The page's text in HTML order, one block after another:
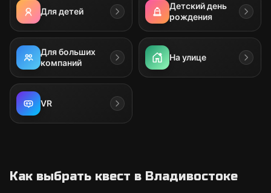
Для детей
Детский день
рождения
Для больших
компаний
На улице
VR
Как выбрать квест в Владивостоке